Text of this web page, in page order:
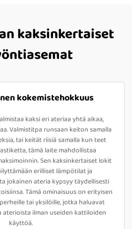
kaksinkertaiset
kokemistehokkuus
kaksi eri ateriaa yhtä aikaa,
Valmistitpa runsaan keiton samalla
tai keität riisiä samalla kun teet
tämä laite mahdollistaa
Sen kaksinkertaiset lokit
erilliset lämpötilat ja
jokainen ateria kypsyy täydellisesti
Tämä ominaisuus on erityisen
tai yksilöille, jotka haluavat
ilman useiden kattiloiden
käyttöä.